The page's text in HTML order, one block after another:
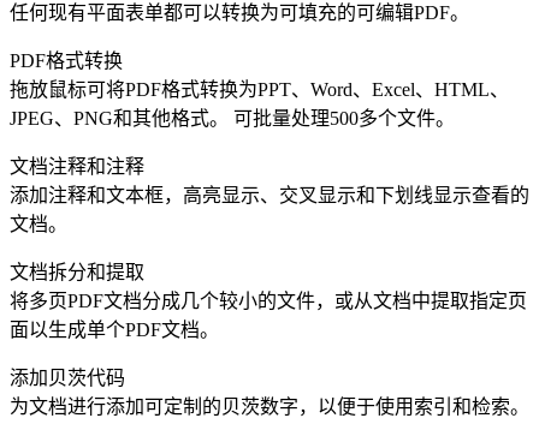
任何现有平面表单都可以转换为可填充的可编辑PDF。
PDF格式转换
拖放鼠标可将PDF格式转换为PPT、Word、Excel、HTML、
JPEG、PNG和其他格式。 可批量处理500多个文件。
文档注释和注释
添加注释和文本框，高亮显示、交叉显示和下划线显示查看的
文档。
文档拆分和提取
将多页PDF文档分成几个较小的文件，或从文档中提取指定页
面以生成单个PDF文档。
添加贝茨代码
为文档进行添加可定制的贝茨数字，以便于使用索引和检索。